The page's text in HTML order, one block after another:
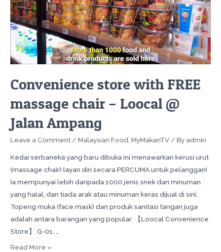
Convenience store with FREE
massage chair – Loocal @
Jalan Ampang
Leave a Comment /Malaysian Food ,MyMakanTV / By admin
Kedai serbaneka yang baru dibuka ini menawarkan kerusi urut
(massage chair) layan diri secara PERCUMA untuk pelanggan!
Ia mempunyai lebih daripada 1000 jenis snek dan minuman
yang halal, dan tiada arak atau minuman keras dijual di sini.
Topeng muka (face mask) dan produk sanitasi tangan juga
adalah antara barangan yang popular. 【Loocal Convenience
Store】 G-01, …
Read More »